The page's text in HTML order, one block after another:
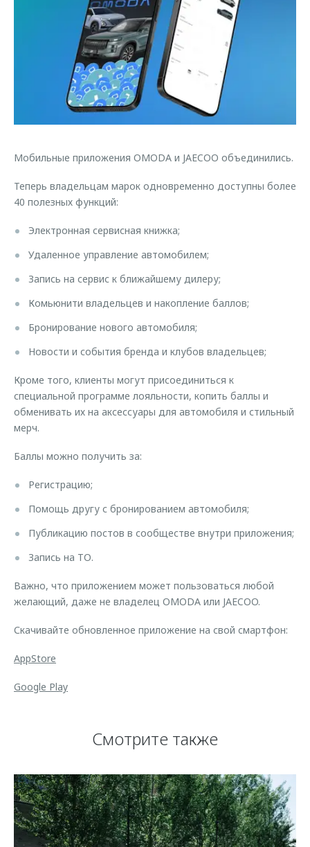
Кредитный калькулятор
Одежда и сувениры
Оригинальные аксессуары
Запчасти
Трейд-ин
Калькулятор трейд-ин
Руководства по эксплуатации
Клиентская поддержка
O&J Автоклуб
Клуб владельцев OMODA
Приложение O&J
Одежда и сувениры
Оригинальные аксессуары
Запчасти
Обратная связь
Мобильные приложения OMODA и JAECOO объединились.
Теперь владельцам марок одновременно доступны более
40 полезных функций:
Электронная сервисная книжка;
Удаленное управление автомобилем;
Запись на сервис к ближайшему дилеру;
Комьюнити владельцев и накопление баллов;
Бронирование нового автомобиля;
Новости и события бренда и клубов владельцев;
Кроме того, клиенты могут присоединиться к
специальной программе лояльности, копить баллы и
обменивать их на аксессуары для автомобиля и стильный
мерч.
Баллы можно получить за:
Регистрацию;
Помощь другу с бронированием автомобиля;
Публикацию постов в сообществе внутри приложения;
Запись на ТО.
Важно, что приложением может пользоваться любой
желающий, даже не владелец OMODA или JAECOO.
Скачивайте обновленное приложение на свой смартфон:
AppStore
Google Play
Смотрите также